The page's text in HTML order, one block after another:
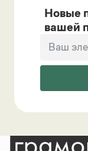
Новые
вашей